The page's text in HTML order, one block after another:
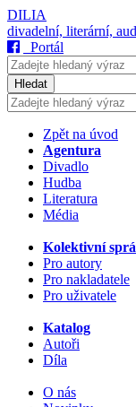
DILIA
divadelní, literární,
Portál
Hledat
Zpět na úvod
Agentura
Divadlo
Hudba
Literatura
Média
Kolektivní
Pro autory
Pro nakladatele
Pro uživatele
Katalog
Autoři
Díla
O nás